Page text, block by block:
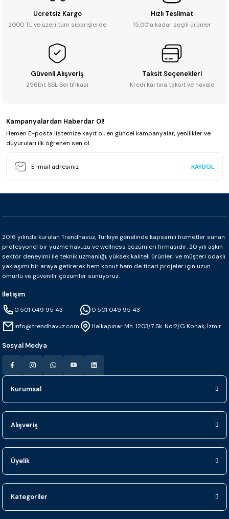
Ücretsiz Kargo
2000 TL ve üzeri tüm siparişlerde
Hızlı Teslimat
15:00’a kadar seçili ürünler
Güvenli Alışveriş
256bit SSL Sertifikası
Taksit Seçenekleri
Kredi kartına taksit ve havale
Kampanyalardan Haberdar Ol!
Hemen E-posta listemize kayıt ol, en güncel kampanyalar, yenilikler ve
duyuruları ilk öğrenen sen ol.
KAYDOL
2016 yılında kurulan Trendhavuz, Türkiye genelinde kapsamlı hizmetler sunan
profesyonel bir yüzme havuzu ve wellness çözümleri firmasıdır. 20 yılı aşkın
sektör deneyimi ile teknik uzmanlığı, yüksek kaliteli ürünleri ve müşteri odaklı
yaklaşımı bir araya getirerek hem konut hem de ticari projeler için uzun
ömürlü ve güvenilir çözümler sunuyoruz.
İletişim
0 501 049 95 43
info@trendhavuz.com
0 501 049 95 43
Halkapınar Mh. 1203/7 Sk. No:2/G Konak, İzmir
Sosyal Medya
Kurumsal
Alışveriş
Üyelik
Kategoriler